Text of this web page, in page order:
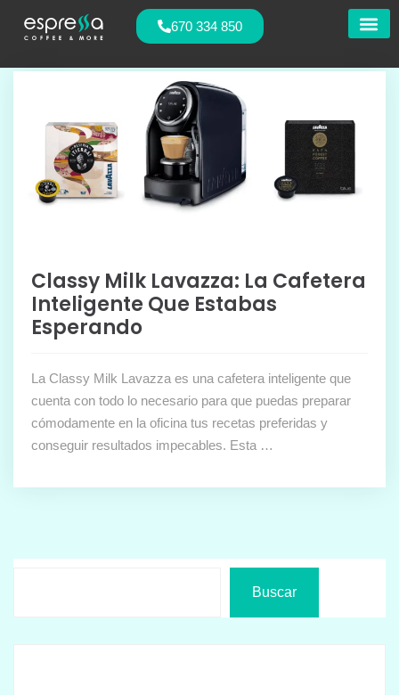
670 334 850
Classy Milk Lavazza: La Cafetera
Inteligente Que Estabas
Esperando
La Classy Milk Lavazza es una cafetera inteligente que
cuenta con todo lo necesario para que puedas preparar
cómodamente en la oficina tus recetas preferidas y
conseguir resultados impecables. Esta …
Buscar